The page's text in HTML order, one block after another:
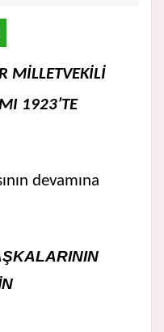
MİLLETVEKİLİ
1923’TE
devamına